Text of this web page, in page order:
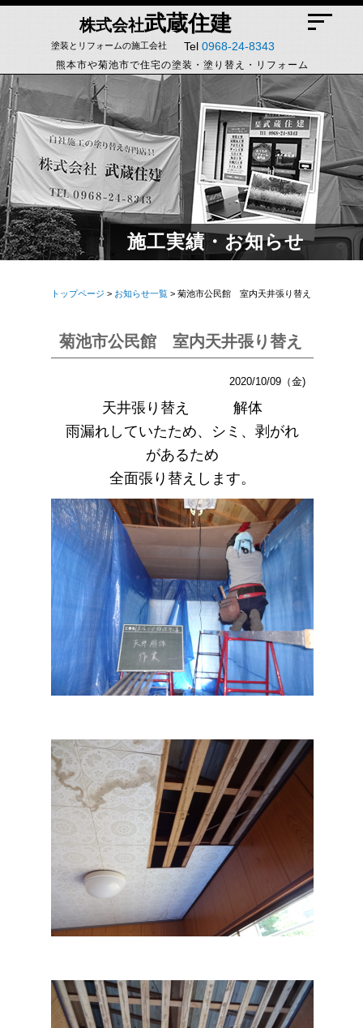
塗装とリフォームの施工会社
株式会社武蔵住建
熊本市や菊池市で住宅の塗装・塗り替え・リフォーム
Tel 0968-24-8343
施工実績・お知らせ
トップページ > お知らせ一覧> 菊池市公民館 室内天井張り替え
菊池市公民館 室内天井張り替え
2020/10/09（金)
天井張り替え 解体
雨漏れしていたため、シミ、剥がれ
があるため
全面張り替えします。